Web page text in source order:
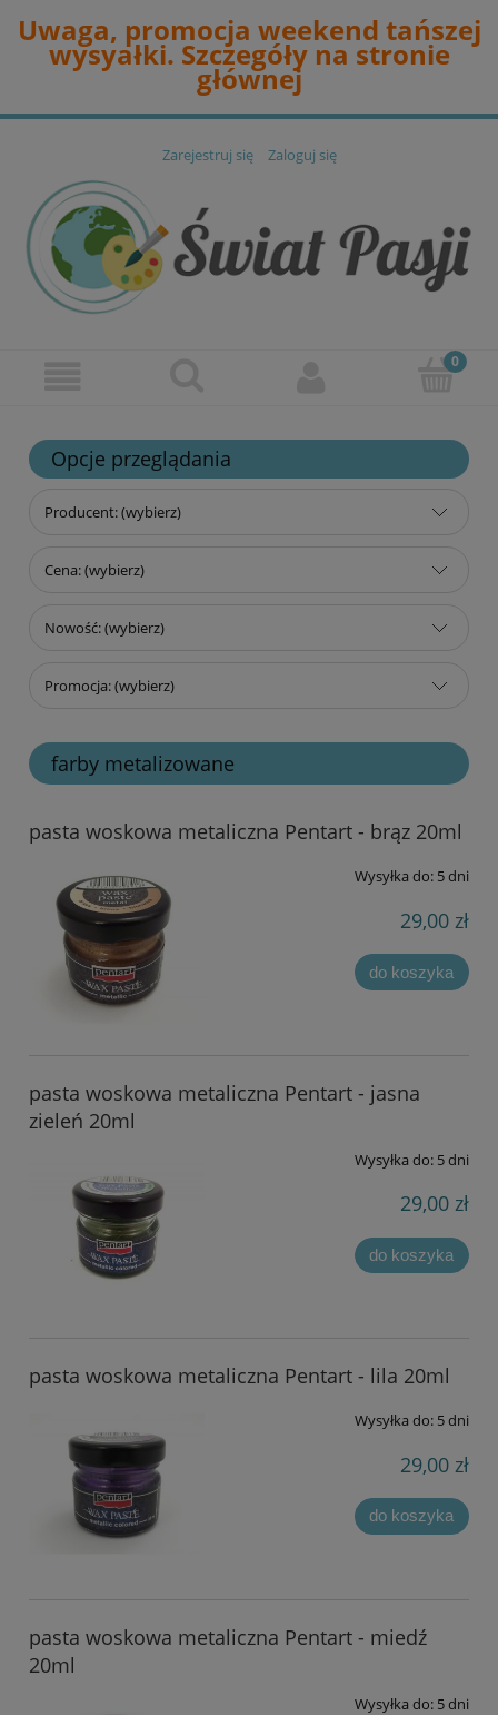
Uwaga, promocja weekend tańszej
wysyałki. Szczegóły na stronie
głównej
Zarejestruj się Zaloguj się
Opcje przeglądania
Producent: (wybierz)
Cena: (wybierz)
Nowość: (wybierz)
Promocja: (wybierz)
farby metalizowane
pasta woskowa metaliczna Pentart - brąz 20ml
Wysyłka do: 5 dni
29,00 zł
do koszyka
pasta woskowa metaliczna Pentart - jasna
zieleń 20ml
Wysyłka do: 5 dni
29,00 zł
do koszyka
pasta woskowa metaliczna Pentart - lila 20ml
Wysyłka do: 5 dni
29,00 zł
do koszyka
pasta woskowa metaliczna Pentart - miedź
20ml
Wysyłka do: 5 dni